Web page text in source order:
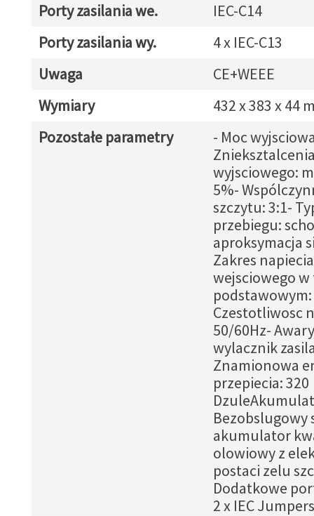
Porty zasilania we.
IEC-C14
Porty zasilania wy.
4 x IEC-C13
Uwaga
CE+WEEE
Wymiary
432 x 383 x 44
Pozostałe parametry
- Moc
wyjsciowego:
5%-
szczytu: 3:1-
przebiegu:
aproksymacja
Zakres napiecia
wejsciowego
podstawowym:
Czestotliwosc
50/60Hz-
wylacznik
Znamionowa
przepiecia: 320
Bezobslugowy
akumulator
olowiowy z
postaci zelu
Dodatkowe
2 x IEC Jumpers